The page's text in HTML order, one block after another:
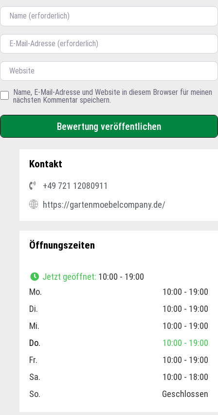
Name
E-Mail
Website
Name, E-Mail-Adresse und Website in diesem Browser für meinen
nächsten Kommentar speichern.
Kontakt
+49 721 12080911
https://gartenmoebelcompany.de/
Öffnungszeiten
Jetzt geöffnet: 10:00 - 19:00
Mo.
10:00 - 19:00
Di.
10:00 - 19:00
Mi.
10:00 - 19:00
Do.
10:00 - 19:00
Fr.
10:00 - 19:00
Sa.
10:00 - 18:00
So.
Geschlossen